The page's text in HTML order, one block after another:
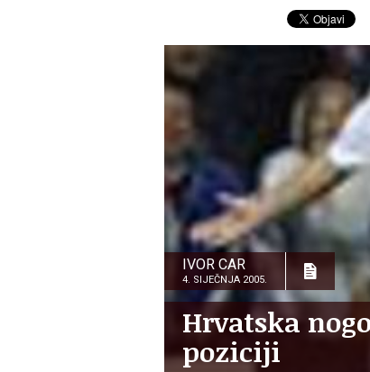
IVOR CAR
4. SIJEČNJA 2005.
Hrvatska
poziciji